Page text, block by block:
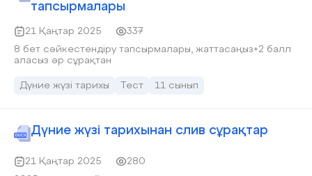
тапсырмалары
21 Қаңтар 2025
337
8 бет сәйкестендіру тапсырмалары, жаттасаңыз+2 балл
аласыз әр сұрақтан
Дүние жүзі тарихы Тест 11 сынып
Дүние жүзі тарихынан слив сұрақтар
21 Қаңтар 2025
280